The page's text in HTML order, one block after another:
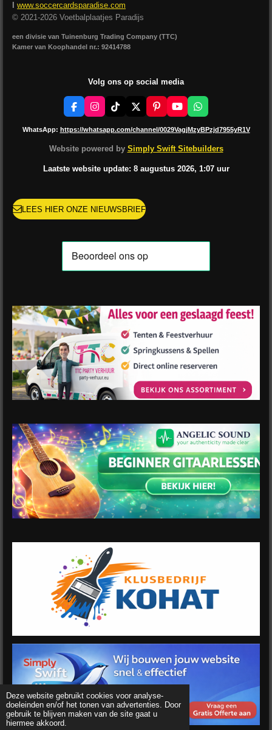
Deze website gebruikt cookies voor analyse-
doeleinden en/of het tonen van advertenties. Door
gebruik te blijven maken van de site gaat u
hiermee akkoord.
www.soccercardsparadise.com
© 2021-2026 Voetbalplaatjes Paradijs
een divisie van Tuinenburg Trading Company (TTC)
Kamer van Koophandel nr.: 92414788
Volg ons op social media
F
a
c
b
k
I
n
s
a
r
a
T
k
o
X
P
i
n
e
r
s
Y
o
u
u
b
e
W
h
a
s
A
p
p
WhatsApp: https://whatsapp.com/channel/0029VagjMzyBPzjd7955yR1V
Website powered by Simply Swift Sitebuilders
Laatste website update: 8 augustus 2026, 1:07 uur
LEES HIER ONZE NIEUWSBRIEF